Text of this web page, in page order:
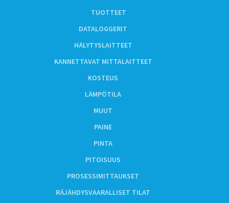
TUOTTEET
DATALOGGERIT
HÄLYTYSLAITTEET
KANNETTAVAT MITTALAITTEET
KOSTEUS
LÄMPÖTILA
MUUT
PAINE
PINTA
PITOISUUS
PROSESSIMITTAUKSET
RÄJÄHDYSVAARALLISET TILAT